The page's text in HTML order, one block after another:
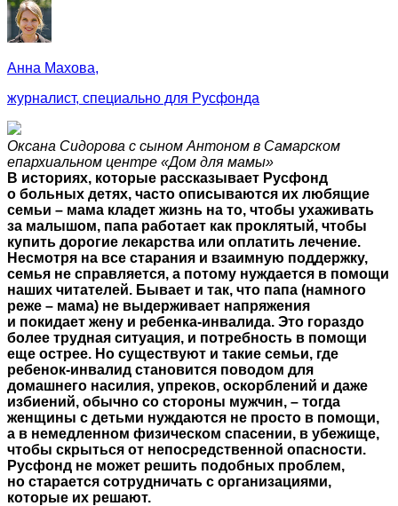
Анна Махова,
журналист, специально для Русфонда
Оксана Сидорова с сыном Антоном в Самарском
епархиальном центре «Дом для мамы»
В историях, которые рассказывает Русфонд
о больных детях, часто описываются их любящие
семьи – мама кладет жизнь на то, чтобы ухаживать
за малышом, папа работает как проклятый, чтобы
купить дорогие лекарства или оплатить лечение.
Несмотря на все старания и взаимную поддержку,
семья не справляется, а потому нуждается в помощи
наших читателей. Бывает и так, что папа (намного
реже – мама) не выдерживает напряжения
и покидает жену и ребенка-инвалида. Это гораздо
более трудная ситуация, и потребность в помощи
еще острее. Но существуют и такие семьи, где
ребенок-инвалид становится поводом для
домашнего насилия, упреков, оскорблений и даже
избиений, обычно со стороны мужчин, – тогда
женщины с детьми нуждаются не просто в помощи,
а в немедленном физическом спасении, в убежище,
чтобы скрыться от непосредственной опасности.
Русфонд не может решить подобных проблем,
но старается сотрудничать с организациями,
которые их решают.